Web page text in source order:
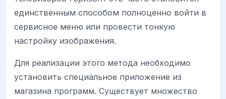
единственным способом полноценно войти в
сервисное меню или провести тонкую
настройку изображения.
Для реализации этого метода необходимо
установить специальное приложение из
магазина программ. Существует множество